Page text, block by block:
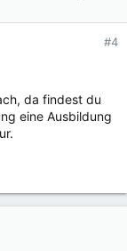
#4
da findest du
eine Ausbildung